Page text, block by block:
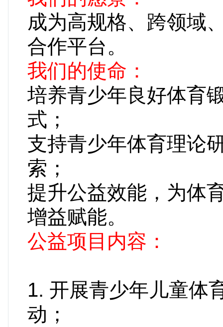
成为高规格、跨领域
合作平台。
我们的使命：
培养青少年良好体育
式；
支持青少年体育理论
索
提升公益效能，为体
增益赋能。
公益项目内容：
1. 开展青少年儿童体
动